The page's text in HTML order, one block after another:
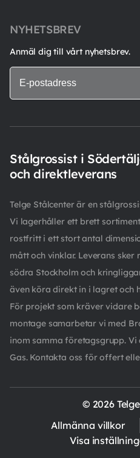
NYHETSBREV
Anmäl dig till vårt nyhetsbrev.
Stålgrossist i
och direktleverans
Telge Stålcenter är en
Vi lagerhåller ett brett
rostfritt i ett stort antal
mått och vinklar. Leverans sker
södra Stockholm och
även köra direkt in i lagret och
För projekt som kräver vidare
montage samarbetar vi med
inom samma företagsgrupp.
Gas. Kontakta oss för offert
© 2026
Allmänna villkor
Visa